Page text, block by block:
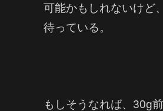
可能かもしれないけど
待っている。
もしそうなれば、30g